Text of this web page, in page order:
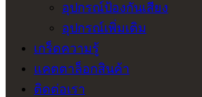
อุปกรณ์ป้องกันเสียง
อุปกรณ์เพิ่มเติม
เกร็ดความรู้
แคตตาล็อกสินค้า
ติดต่อเรา